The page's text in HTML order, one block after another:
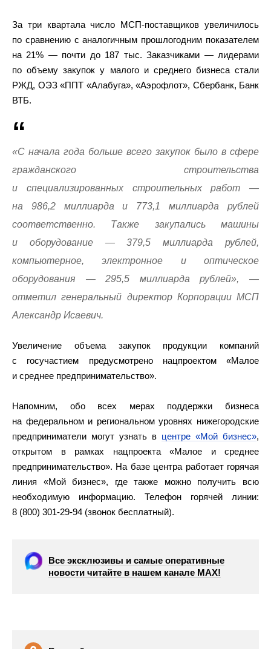
За три квартала число МСП-поставщиков увеличилось
по сравнению с аналогичным прошлогодним показателем
на 21% — почти до 187 тыс. Заказчиками — лидерами
по объему закупок у малого и среднего бизнеса стали
РЖД, ОЭЗ «ППТ «Алабуга», «Аэрофлот», Сбербанк, Банк
ВТБ.
«С начала года больше всего закупок было в сфере
гражданского строительства
и специализированных строительных работ —
на 986,2 миллиарда и 773,1 миллиарда рублей
соответственно. Также закупались машины
и оборудование — 379,5 миллиарда рублей,
компьютерное, электронное и оптическое
оборудования — 295,5 миллиарда рублей», —
отметил генеральный директор Корпорации МСП
Александр Исаевич.
Увеличение объема закупок продукции компаний
с госучастием предусмотрено нацпроектом «Малое
и среднее предпринимательство».
Напомним, обо всех мерах поддержки бизнеса
на федеральном и региональном уровнях нижегородские
предприниматели могут узнать в центре «Мой бизнес»,
открытом в рамках нацпроекта «Малое и среднее
предпринимательство». На базе центра работает горячая
линия «Мой бизнес», где также можно получить всю
необходимую информацию. Телефон горячей линии:
8 (800) 301-29-94 (звонок бесплатный).
Все эксклюзивы и самые оперативные
новости читайте в нашем канале МАХ!